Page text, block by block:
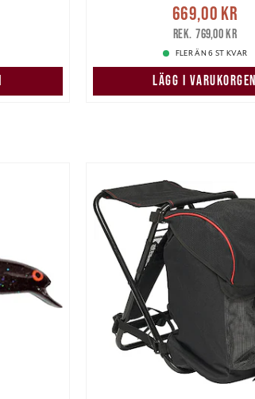
Nuvarande pris
Tidigare pris
669,00 kr
769,00 kr
FLER ÄN 6 ST KVAR
LÄGG I VARUKORGEN